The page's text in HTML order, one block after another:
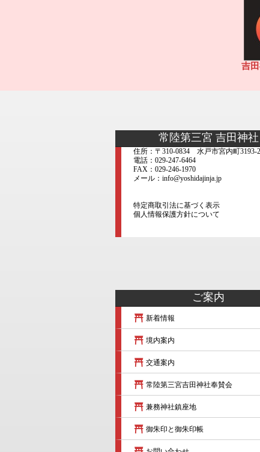
吉
常陸第三宮 吉田神社
住所：〒310-0834 水戸市宮内町3193-2
電話：029-247-6464
FAX：029-246-1970
メール：info@yoshidajinja.jp
特定商取引法に基づく表示
個人情報保護方針について
ご案内
新着情報
境内案内
交通案内
常陸第三宮吉田神社奉賛会
兼務神社鎮座地
御朱印と御朱印帳